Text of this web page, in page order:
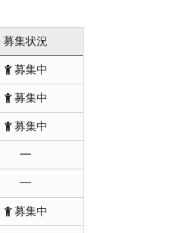
募集状況
募集中
募集中
募集中
━
━
募集中